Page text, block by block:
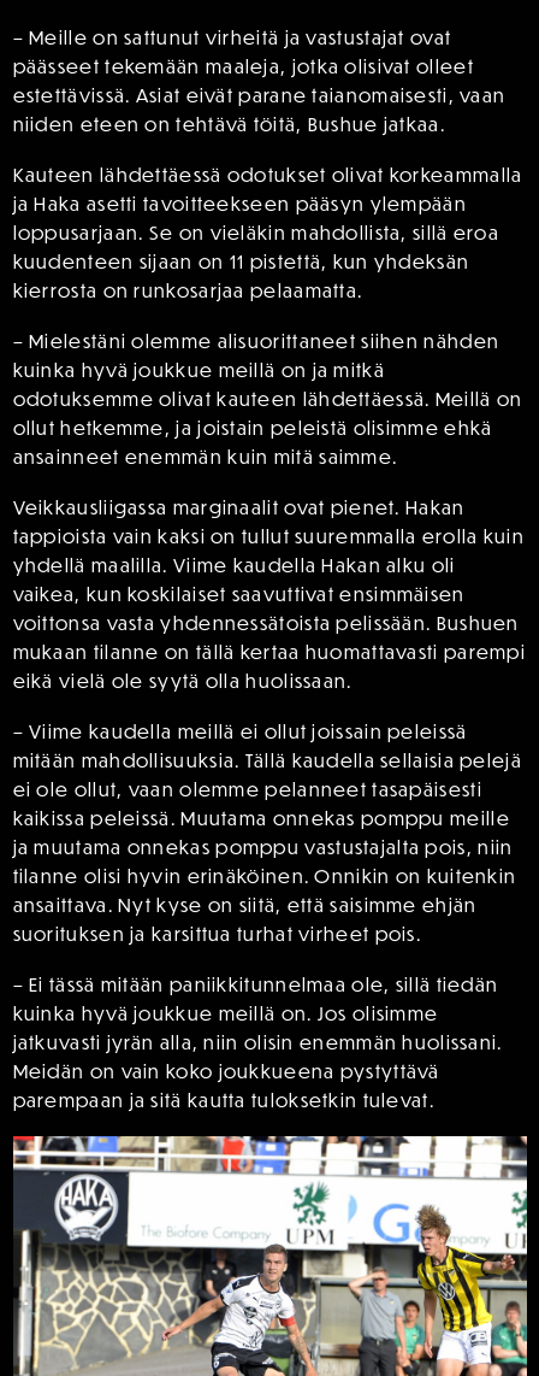
– Meille on sattunut virheitä ja vastustajat ovat
päässeet tekemään maaleja, jotka olisivat olleet
estettävissä. Asiat eivät parane taianomaisesti, vaan
niiden eteen on tehtävä töitä, Bushue jatkaa.
Kauteen lähdettäessä odotukset olivat korkeammalla
ja Haka asetti tavoitteekseen pääsyn ylempään
loppusarjaan. Se on vieläkin mahdollista, sillä eroa
kuudenteen sijaan on 11 pistettä, kun yhdeksän
kierrosta on runkosarjaa pelaamatta.
– Mielestäni olemme alisuorittaneet siihen nähden
kuinka hyvä joukkue meillä on ja mitkä
odotuksemme olivat kauteen lähdettäessä. Meillä on
ollut hetkemme, ja joistain peleistä olisimme ehkä
ansainneet enemmän kuin mitä saimme.
Veikkausliigassa marginaalit ovat pienet. Hakan
tappioista vain kaksi on tullut suuremmalla erolla kuin
yhdellä maalilla. Viime kaudella Hakan alku oli
vaikea, kun koskilaiset saavuttivat ensimmäisen
voittonsa vasta yhdennessätoista pelissään. Bushuen
mukaan tilanne on tällä kertaa huomattavasti parempi
eikä vielä ole syytä olla huolissaan.
– Viime kaudella meillä ei ollut joissain peleissä
mitään mahdollisuuksia. Tällä kaudella sellaisia pelejä
ei ole ollut, vaan olemme pelanneet tasapäisesti
kaikissa peleissä. Muutama onnekas pomppu meille
ja muutama onnekas pomppu vastustajalta pois, niin
tilanne olisi hyvin erinäköinen. Onnikin on kuitenkin
ansaittava. Nyt kyse on siitä, että saisimme ehjän
suorituksen ja karsittua turhat virheet pois.
– Ei tässä mitään paniikkitunnelmaa ole, sillä tiedän
kuinka hyvä joukkue meillä on. Jos olisimme
jatkuvasti jyrän alla, niin olisin enemmän huolissani.
Meidän on vain koko joukkueena pystyttävä
parempaan ja sitä kautta tuloksetkin tulevat.